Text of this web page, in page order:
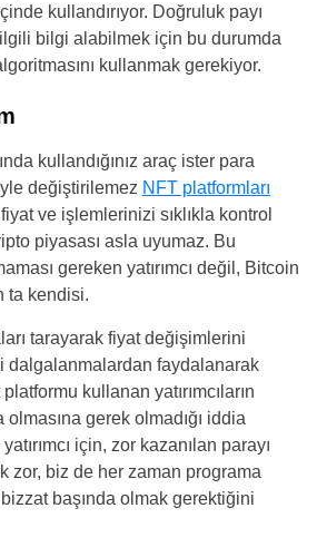
kullandırıyor. Doğruluk payı
ilgili bilgi alabilmek için bu durumda
kullanmak gerekiyor.
kullandığınız araç ister para
değiştirilemez NFT platformları
ve işlemlerinizi sıklıkla kontrol
piyasası asla uyumaz. Bu
gereken yatırımcı değil, Bitcoin
ta kendisi.
tarayarak fiyat değişimlerini
dalgalanmalardan faydalanarak
kullanan yatırımcıların
gerek olmadığı iddia
için, zor kazanılan parayı
zor, biz de her zaman programa
başında olmak gerektiğini